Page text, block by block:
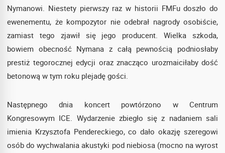
Nymanowi. Niestety pierwszy raz w historii FMFu doszło do
ewenementu, że kompozytor nie odebrał nagrody osobiście,
zamiast tego zjawił się jego producent. Wielka szkoda,
bowiem obecność Nymana z całą pewnością podniosłaby
prestiż tegorocznej edycji oraz znacząco urozmaiciłaby dość
betonową w tym roku plejadę gości.
Następnego dnia koncert powtórzono w Centrum
Kongresowym ICE. Wydarzenie zbiegło się z nadaniem sali
imienia Krzysztofa Pendereckiego, co dało okazję szeregowi
osób do wychwalania akustyki pod niebiosa (mocno na wyrost